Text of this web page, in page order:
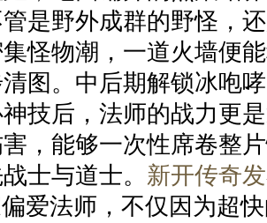
是野外成群的野怪，
怪物潮，一道火墙便
图。中后期解锁冰咆
技后，法师的战力更
，能够一次性席卷整
士与道士。 新开传奇
爱法师，不仅因为超